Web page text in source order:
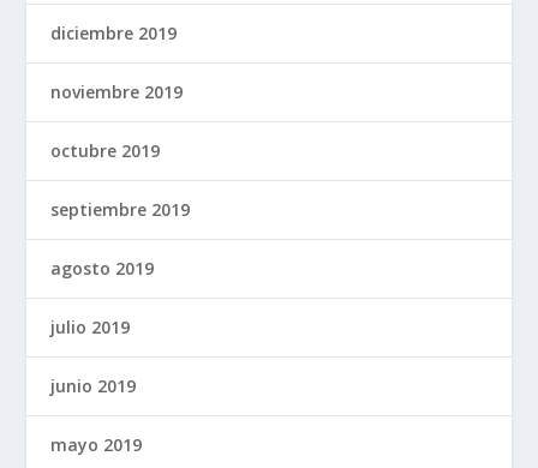
diciembre 2019
noviembre 2019
octubre 2019
septiembre 2019
agosto 2019
julio 2019
junio 2019
mayo 2019